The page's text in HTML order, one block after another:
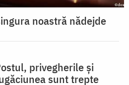
noastră nădejde
privegherile și
sunt trepte